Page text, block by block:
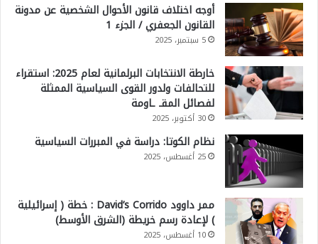
أوجه اختلاف قانون الأحوال الشخصية عن مدونة
القانون الجعفري / الجزء 1
5 سبتمبر، 2025
خارطة الانتخابات البرلمانية لعام 2025: استقراء
للتحالفات ولدور القوى السياسية الممثلة
لفصائل المقـ ـاومة
30 أكتوبر، 2025
نظام الكوتا: دراسة في المبررات السياسية
25 أغسطس، 2025
ممر داوود David’s Corrido : خطة ( إسرائيلية
) لإعادة رسم خريطة (الشرق الأوسط)
10 أغسطس، 2025